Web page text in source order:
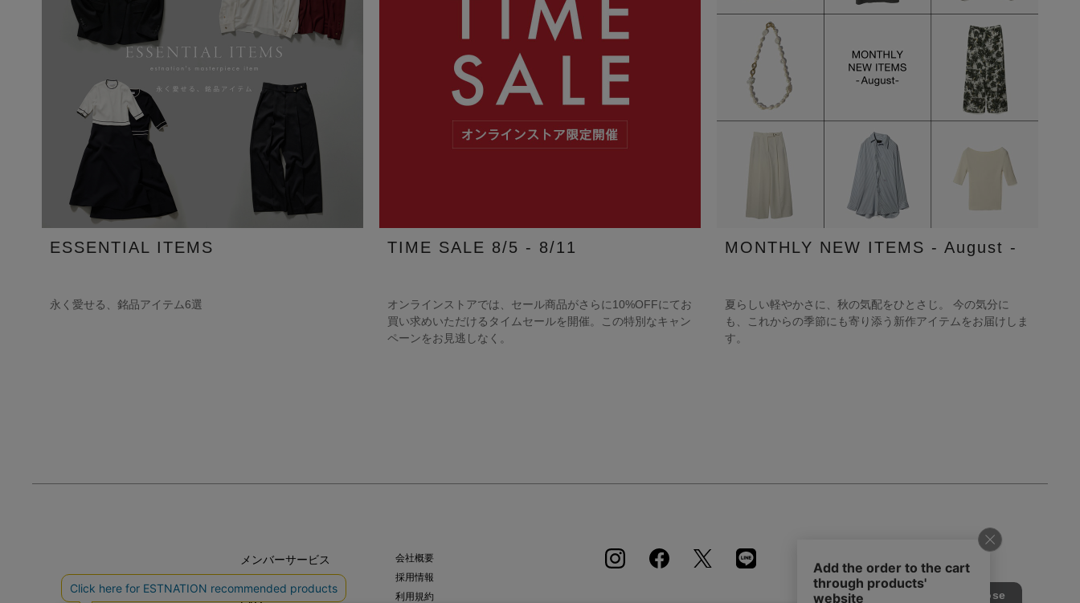
ESSENTIAL ITEMS
永く愛せる、銘品アイテム6選
TIME SALE 8/5 - 8/11
オンラインストアでは、セール商品がさらに10%OFFにてお
買い求めいただけるタイムセールを開催。この特別なキャン
ペーンをお見逃しなく。
MONTHLY NEW ITEMS - August -
夏らしい軽やかさに、秋の気配をひとさじ。 今の気分に
も、これからの季節にも寄り添う新作アイテムをお届けしま
す。
メンバーサービス
会社概要
採用情報
利用規約